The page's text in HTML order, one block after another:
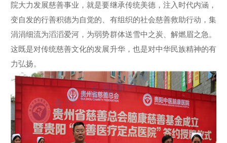
院大力发展慈善事业，就是要继承传统美德，注入时代内涵，
变自发的行善积德为自觉的、有组织的社会慈善救助行动，集
涓涓细流为滔滔爱河，为弱势群体送雪中之炭、解燃眉之急。
这既是对传统慈善文化的发展升华，也是对中华民族精神的有
力弘扬。
电话咨询 在线咨询